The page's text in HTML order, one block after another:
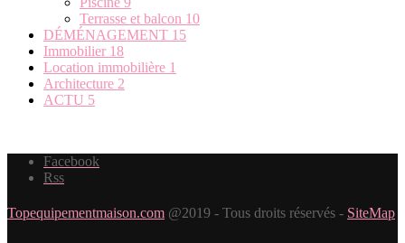
Terrasse et balcon 10
DÉMÉNAGEMENT 15
Immobilier 18
Location immobilière 1
Architecture 2
ACTU 5
Facebook
Rss
Topequipementmaison.com @2019 - Tous droits réservés - SiteMap